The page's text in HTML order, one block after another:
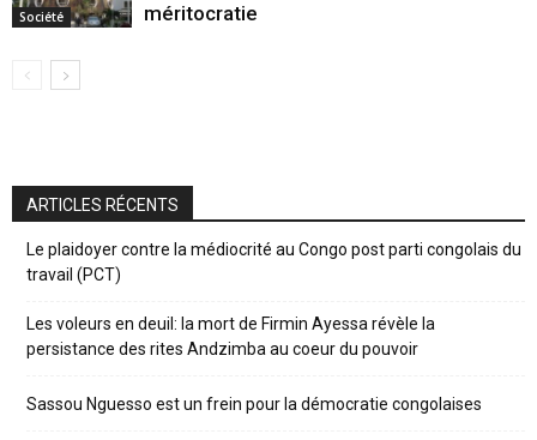
Société
méritocratie
ARTICLES RÉCENTS
Le plaidoyer contre la médiocrité au Congo post parti congolais du
travail (PCT)
Les voleurs en deuil: la mort de Firmin Ayessa révèle la
persistance des rites Andzimba au coeur du pouvoir
Sassou Nguesso est un frein pour la démocratie congolaises